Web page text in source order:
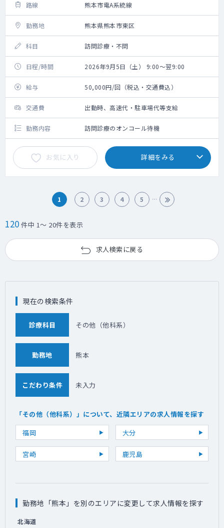
路線 熊本市電A系統線
勤務地 熊本県熊本市東区
科目 訪問診療・不問
日程/時間 2026年9月5日（土） 9:00～翌9:00
給与 50,000円/回（税込・交通費込）
交通費 出動時、高速代・駐車場代等支給
勤務内容 訪問診療のオンコール待機
お気に入り 詳細をみる
1 2 3 4 5
120 件中 1～ 20件を表示
求人検索に戻る
現在の検索条件
診療科目 その他（他科系）
勤務地 熊本
こだわり条件 未入力
「その他（他科系）」について、近隣エリアの求人情報を探す
福岡
大分
宮崎 鹿児島
勤務地「熊本」を別のエリアに変更して求人情報を探す
北海道